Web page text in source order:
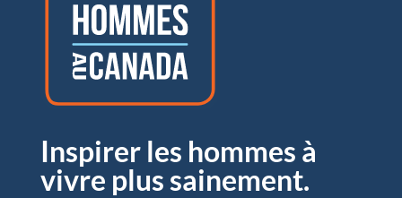
Inspirer les hommes à
vivre plus sainement.